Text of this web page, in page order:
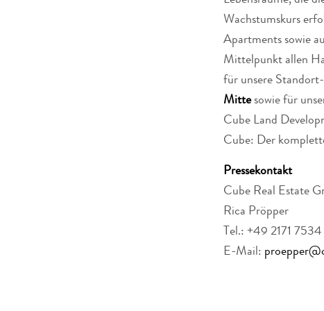
Wachstumskurs
Apartments sowie
Mittelpunkt allen
für unsere
Mitte sowie für
Cube Land
Cube: Der
Pressekontakt
Cube Real Estate
Rica Pröpper
Tel.: +49 2171 7534
E-Mail: